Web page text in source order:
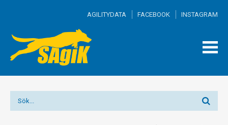
AGILITYDATA FACEBOOK INSTAGRAM